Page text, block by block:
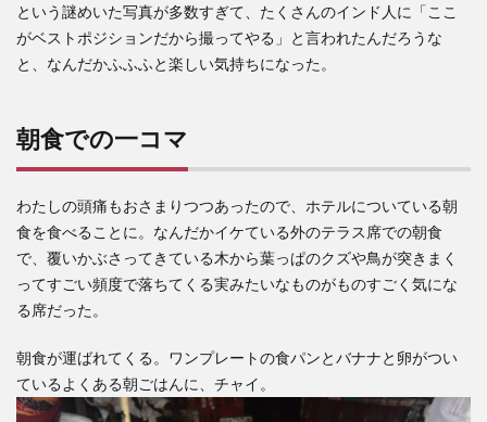
という謎めいた写真が多数すぎて、たくさんのインド人に「ここ
がベストポジションだから撮ってやる」と言われたんだろうな
と、なんだかふふふと楽しい気持ちになった。
朝食での一コマ
わたしの頭痛もおさまりつつあったので、ホテルについている朝
食を食べることに。なんだかイケている外のテラス席での朝食
で、覆いかぶさってきている木から葉っぱのクズや鳥が突きまく
ってすごい頻度で落ちてくる実みたいなものがものすごく気にな
る席だった。
朝食が運ばれてくる。ワンプレートの食パンとバナナと卵がつい
ているよくある朝ごはんに、チャイ。